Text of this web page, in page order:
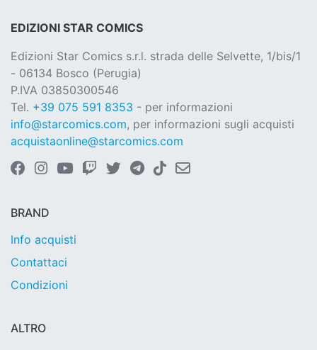
EDIZIONI STAR COMICS
Edizioni Star Comics s.r.l. strada delle Selvette, 1/bis/1
- 06134 Bosco (Perugia)
P.IVA 03850300546
Tel. +39 075 591 8353 - per informazioni
info@starcomics.com, per informazioni sugli acquisti
acquistaonline@starcomics.com
BRAND
Info acquisti
Contattaci
Condizioni
ALTRO